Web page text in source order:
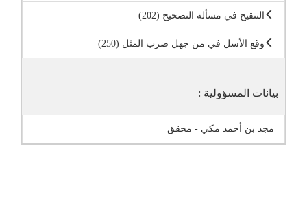
التنقيح في مسألة التصحيح (202)
وقع الأسل في من جهل ضرب المثل (250)
بيانات المسؤولية :
مجد بن أحمد مكي - محقق